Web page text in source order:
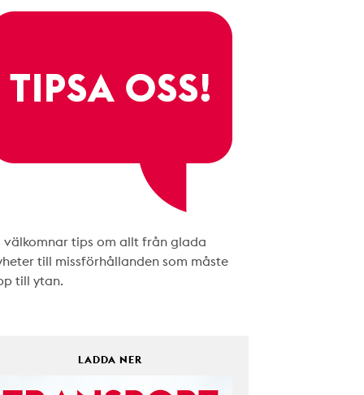
välkomnar tips om allt från glada
till missförhållanden som måste
till ytan.
LADDA NER